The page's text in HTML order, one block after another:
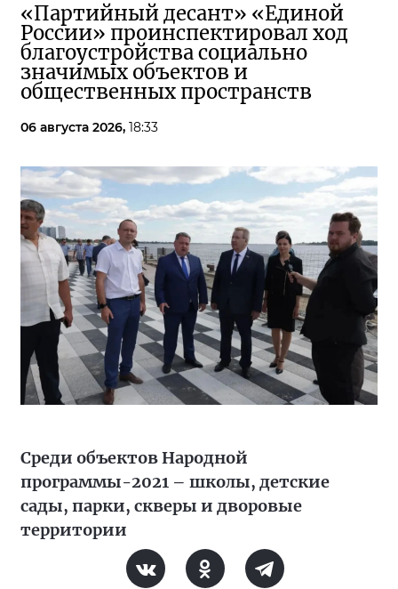
«Партийный десант» «Единой
России» проинспектировал ход
благоустройства социально
значимых объектов и
общественных пространств
06 августа 2026, 18:33
Среди объектов Народной
программы-2021 – школы, детские
сады, парки, скверы и дворовые
территории